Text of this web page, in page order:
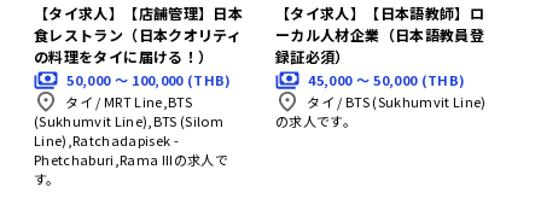
【タイ求人】【店舗管理】日本
食レストラン（日本クオリティ
の料理をタイに届ける！）
50,000 〜 100,000 (THB)
タイ /MRT Line,BTS
(Sukhumvit Line),BTS (Silom
Line),Ratchadapisek -
Phetchaburi,Rama IIIの求人で
す。
【タイ求人】【日本語教師】ロ
ーカル人材企業（日本語教員登
録証必須）
45,000 〜 50,000 (THB)
タイ /BTS (Sukhumvit Line)
の求人です。